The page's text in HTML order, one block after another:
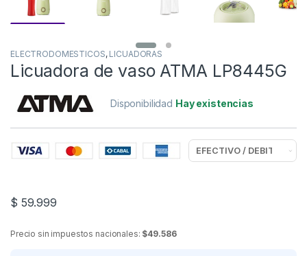
ELECTRODOMESTICOS, LICUADORAS
Licuadora de vaso ATMA LP8445G
Disponibilidad Hay existencias
$ 59.999
Precio sin impuestos nacionales: $49.586